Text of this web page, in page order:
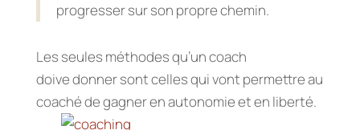
progresser sur son propre chemin.
Les seules méthodes qu’un coach
doive donner sont celles qui vont permettre au
coaché de gagner en autonomie et en liberté.